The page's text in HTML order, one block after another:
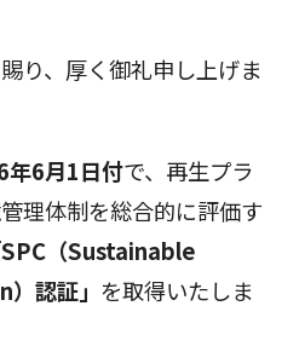
り、厚く御礼申し上げま
年6月1日付で、再生プラ
理体制を総合的に評価す
SPC（Sustainable
認証」 を取得いたしま